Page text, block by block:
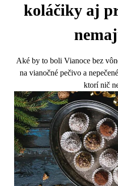
koláčiky aj
Aké by to boli Vianoce bez
na vianočné pečivo a
ktorí nič